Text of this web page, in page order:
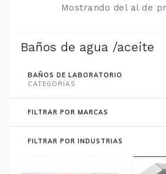
Mostrando del al de
Baños de agua /aceite
BAÑOS DE LABORATORIO
CATEGORÍAS
FILTRAR POR MARCAS
FILTRAR POR INDUSTRIAS